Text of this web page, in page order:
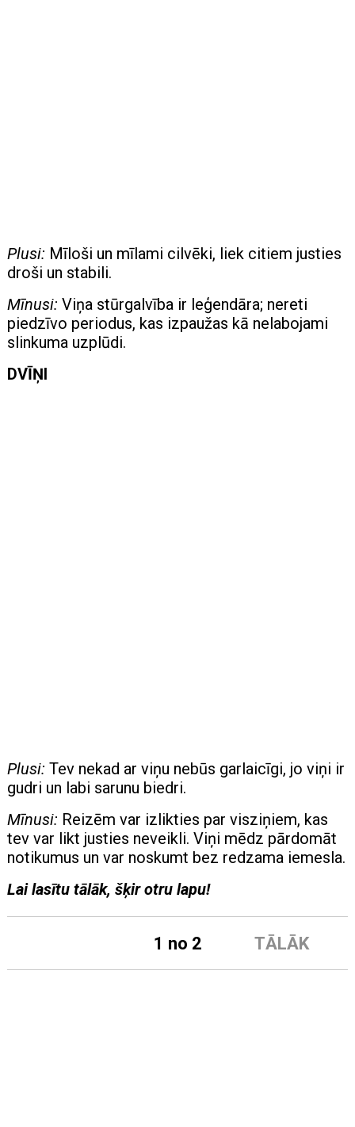
Plusi: Mīloši un mīlami cilvēki, liek citiem justies
droši un stabili.
Mīnusi: Viņa stūrgalvība ir leģendāra; nereti
piedzīvo periodus, kas izpaužas kā nelabojami
slinkuma uzplūdi.
DVĪŅI
Plusi: Tev nekad ar viņu nebūs garlaicīgi, jo viņi ir
gudri un labi sarunu biedri.
Mīnusi: Reizēm var izlikties par visziņiem, kas
tev var likt justies neveikli. Viņi mēdz pārdomāt
notikumus un var noskumt bez redzama iemesla.
Lai lasītu tālāk, šķir otru lapu!
TĀLĀK
1 no 2